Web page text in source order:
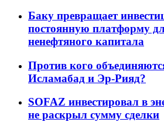
Баку превращает
постоянную платформу
ненефтяного капитала
Против кого
Исламабад и Эр-Рияд?
SOFAZ инвестировал в
не раскрыл сумму сделки